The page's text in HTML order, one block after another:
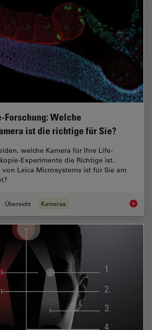
Forschung: Welche
ist die richtige für Sie?
welche Kamera für Ihre Life-
Experimente die Richtige ist.
von Leica Microsystems ist für Sie am
Übersicht Kameras Life-